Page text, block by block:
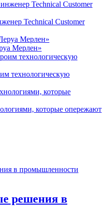
Technical Customer
Мерлен»
технологическую
которые опережают
решения в